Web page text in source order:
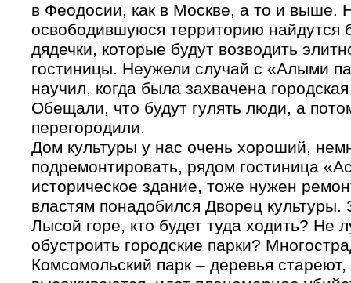
в Феодосии, как в Москве, а то и выше.
освободившуюся территорию найдутся
дядечки, которые будут возводить
гостиницы. Неужели случай с «Алыми
научил, когда была захвачена
Обещали, что будут гулять люди, а
перегородили.
Дом культуры у нас очень хороший,
подремонтировать, рядом гостиница
историческое здание, тоже нужен
властям понадобился Дворец культуры.
Лысой горе, кто будет туда ходить? Не
обустроить городские парки?
Комсомольский парк – деревья